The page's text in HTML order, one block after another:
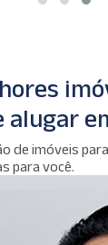
alugar
de imóveis
para você.